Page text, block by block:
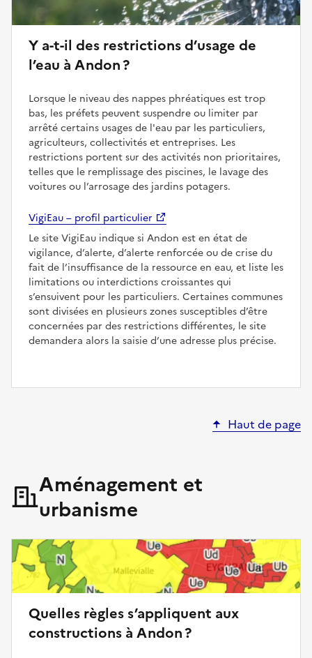
Y a-t-il des restrictions d’usage de
l’eau à Andon ?
Lorsque le niveau des nappes phréatiques est trop
bas, les préfets peuvent suspendre ou limiter par
arrêté certains usages de l'eau par les particuliers,
agriculteurs, collectivités et entreprises. Les
restrictions portent sur des activités non prioritaires,
telles que le remplissage des piscines, le lavage des
voitures ou l’arrosage des jardins potagers.
VigiEau – profil particulier
Le site VigiEau indique si Andon est en état de
vigilance, d’alerte, d’alerte renforcée ou de crise du
fait de l’insuffisance de la ressource en eau, et liste les
limitations ou interdictions croissantes qui
s’ensuivent pour les particuliers. Certaines communes
sont divisées en plusieurs zones susceptibles d’être
concernées par des restrictions différentes, le site
demandera alors la saisie d’une adresse plus précise.
Haut de page
Aménagement et
urbanisme
Quelles règles s’appliquent aux
constructions à Andon ?